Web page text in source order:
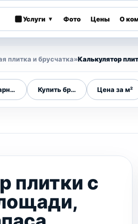
Услуги ▾ Фото Цены О
плитка и брусчатка»Калькулятор
плиткаКупить брусчаткуЦена за м²
плитки с